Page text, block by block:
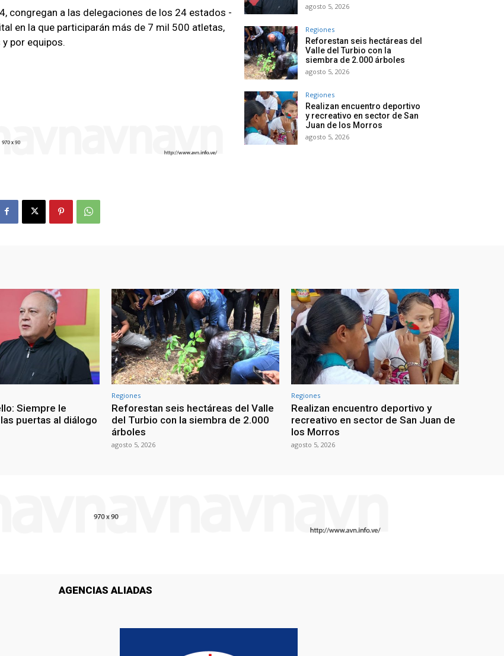
congregan a las delegaciones de los 24 estados -
en la que participarán más de 7 mil 500 atletas,
por equipos.
agosto 5, 2026
Regiones
Reforestan seis hectáreas del
Valle del Turbio con la
siembra de 2.000 árboles
agosto 5, 2026
Regiones
Realizan encuentro deportivo
y recreativo en sector de San
Juan de los Morros
agosto 5, 2026
Siempre le
puertas al diálogo
Regiones
Reforestan seis hectáreas del Valle
del Turbio con la siembra de 2.000
árboles
agosto 5, 2026
Regiones
Realizan encuentro deportivo y
recreativo en sector de San Juan de
los Morros
agosto 5, 2026
AGENCIAS ALIADAS